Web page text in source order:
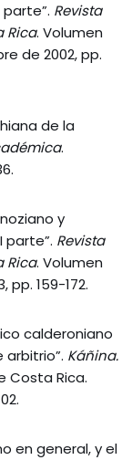
Revista
Rica. Volumen
de 2002, pp.
de la
.
y
parte”. Revista
Rica. Volumen
pp. 159-172.
calderoniano
Káñina.
Costa Rica.
en general, y el